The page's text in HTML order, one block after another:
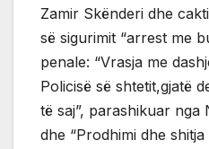
Zamir Skënderi dhe
së sigurimit “arrest me
penale: “Vrasja me
Policisë së shtetit,gjatë
të saj”, parashikuar nga
dhe “Prodhimi dhe shitja